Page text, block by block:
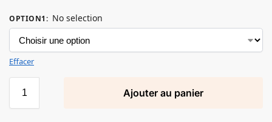
OPTION1: No selection
Effacer
Ajouter au panier